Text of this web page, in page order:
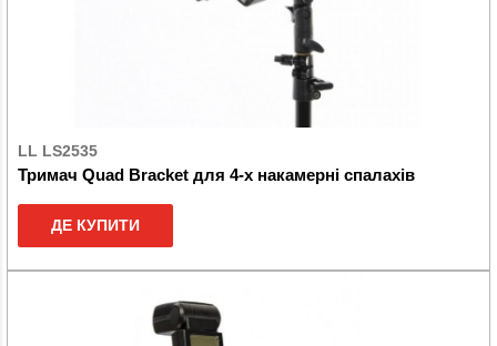
LL LS2535
Тримач Quad Bracket для 4-х накамерні спалахів
ДЕ КУПИТИ